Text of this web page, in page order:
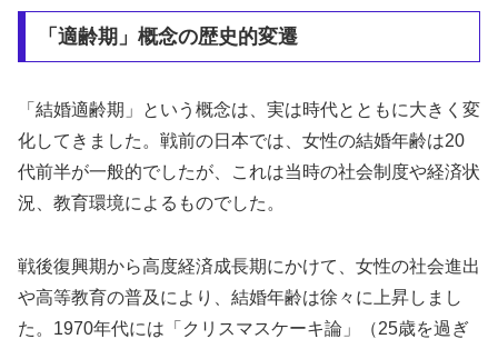
「適齢期」概念の歴史的変遷
「結婚適齢期」という概念は、実は時代とともに大きく変
化してきました。戦前の日本では、女性の結婚年齢は20
代前半が一般的でしたが、これは当時の社会制度や経済状
況、教育環境によるものでした。
戦後復興期から高度経済成長期にかけて、女性の社会進出
や高等教育の普及により、結婚年齢は徐々に上昇しまし
た。1970年代には「クリスマスケーキ論」（25歳を過ぎ